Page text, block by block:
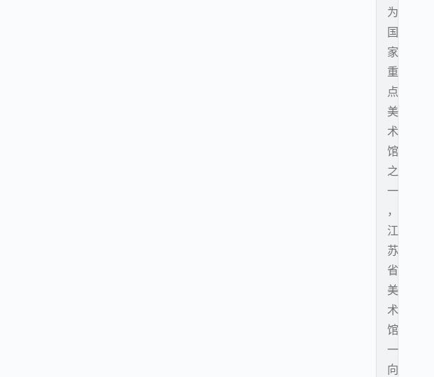
为
国
家
重
点
美
术
馆
之
一
，
江
苏
省
美
术
馆
一
向